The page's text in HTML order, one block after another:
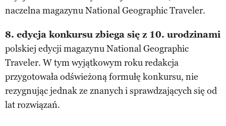
naczelna magazynu National Geographic Traveler.
8. edycja konkursu zbiega się z 10. urodzinami
polskiej edycji magazynu National Geographic
Traveler. W tym wyjątkowym roku redakcja
przygotowała odświeżoną formułę konkursu, nie
rezygnując jednak ze znanych i sprawdzających się od
lat rozwiązań.